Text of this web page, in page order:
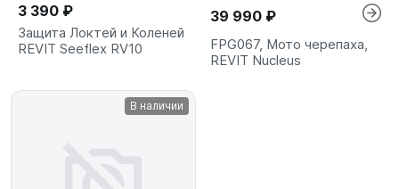
3 390 ₽
Защита Локтей и Коленей
REVIT Seeflex RV10
39 990 ₽
FPG067, Мото черепаха,
REVIT Nucleus
В наличии